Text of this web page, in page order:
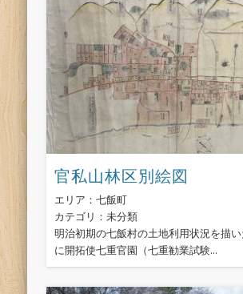
官私山林区別絵図
エリア：七飯町
カテゴリ：未分類
明治初期の七飯村の土地利用状況を描
に開拓使七重官園（七重勧業試験...